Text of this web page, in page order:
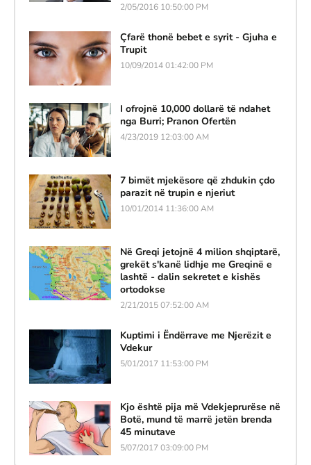
2/05/2016 10:50:00 PM
Çfarë thonë bebet e syrit - Gjuha e
Trupit
10/09/2014 01:42:00 PM
I ofrojnë 10,000 dollarë të ndahet
nga Burri; Pranon Ofertën
4/23/2019 12:03:00 AM
7 bimët mjekësore që zhdukin çdo
parazit në trupin e njeriut
10/01/2014 11:36:00 AM
Në Greqi jetojnë 4 milion shqiptarë,
grekët s'kanë lidhje me Greqinë e
lashtë - dalin sekretet e kishës
ortodokse
2/21/2015 07:52:00 AM
Kuptimi i Ëndërrave me Njerëzit e
Vdekur
5/01/2017 11:53:00 PM
Kjo është pija më Vdekjeprurëse në
Botë, mund të marrë jetën brenda
45 minutave
5/07/2017 03:09:00 PM